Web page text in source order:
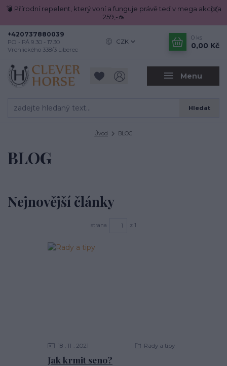
💣 Přírodní repelent, který voní a funguje právě teď v mega akci za
259,-🦟
Menu
CZK
Hledat
+420737880039
PO - PÁ 9.30 - 17.30
Vrchlického 338/3 Liberec
0 ks
0,00 Kč
Úvod BLOG
BLOG
Nejnovější články
strana z 1
Jak krmit seno?
18 11 2021 Rady a tipy